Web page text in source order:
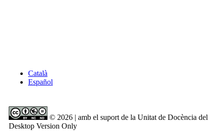
Català
Español
© 2026 | amb el suport de la Unitat de Docència del
Desktop Version Only